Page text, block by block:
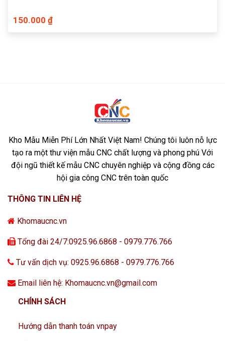
150.000 ₫
Kho Mẫu Miễn Phí Lớn Nhất Việt Nam! Chúng tôi luôn nỗ lực
tạo ra một thư viện mẫu CNC chất lượng và phong phú Với
đội ngũ thiết kế mẫu CNC chuyên nghiệp và cộng đồng các
hội gia công CNC trên toàn quốc
THÔNG TIN LIÊN HỆ
Khomaucnc.vn
Tổng đài 24/7:0925.96.6868 - 0979.776.766
Tư vấn dịch vụ: 0925.96.6868 - 0979.776.766
Email liên hệ: Khomaucnc.vn@gmail.com
CHÍNH SÁCH
Hướng dẫn thanh toán vnpay